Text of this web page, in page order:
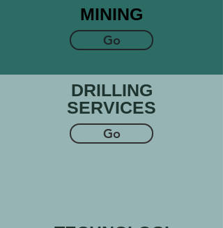
MINING
Go
DRILLING
SERVICES
Go